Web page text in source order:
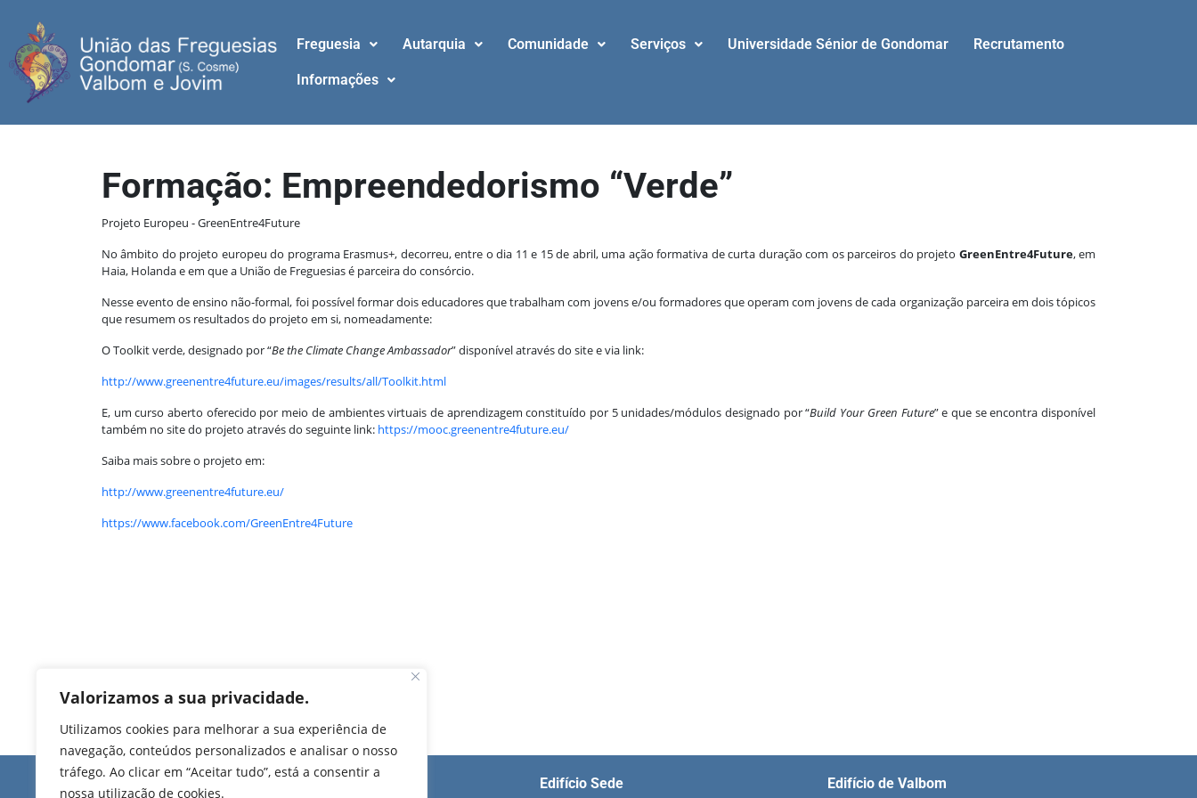
Valorizamos a sua privacidade.
Utilizamos cookies para melhorar a sua experiência de
navegação, conteúdos personalizados e analisar o nosso
tráfego. Ao clicar em “Aceitar tudo”, está a consentir a
nossa utilização de cookies.
Freguesia Autarquia Comunidade Serviços Universidade Sénior de Gondomar Recrutamento
Informações
Formação: Empreendedorismo “Verde”
Projeto Europeu - GreenEntre4Future
No âmbito do projeto europeu do programa Erasmus+, decorreu, entre o dia 11 e 15 de abril, uma ação formativa de curta duração com os parceiros do projeto GreenEntre4Future, em
Haia, Holanda e em que a União de Freguesias é parceira do consórcio.
Nesse evento de ensino não-formal, foi possível formar dois educadores que trabalham com jovens e/ou formadores que operam com jovens de cada organização parceira em dois tópicos
que resumem os resultados do projeto em si, nomeadamente:
O Toolkit verde, designado por “Be the Climate Change Ambassador” disponível através do site e via link:
http://www.greenentre4future.eu/images/results/all/Toolkit.html
E, um curso aberto oferecido por meio de ambientes virtuais de aprendizagem constituído por 5 unidades/módulos designado por “Build Your Green Future” e que se encontra disponível
também no site do projeto através do seguinte link: https://mooc.greenentre4future.eu/
Saiba mais sobre o projeto em:
http://www.greenentre4future.eu/
https://www.facebook.com/GreenEntre4Future
Edifício de Jovim
Edifício Sede
Edifício de Valbom